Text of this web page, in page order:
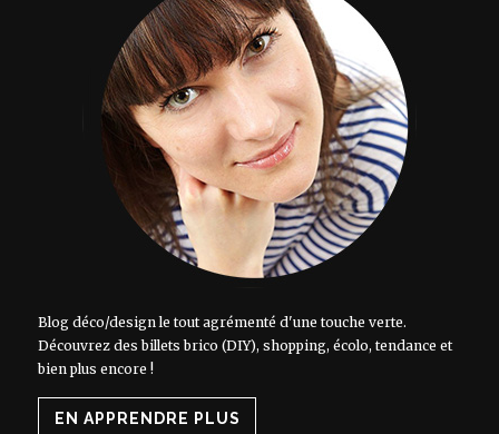
Blog déco/design le tout agrémenté d'une touche verte.
Découvrez des billets brico (DIY), shopping, écolo, tendance et
bien plus encore !
EN APPRENDRE PLUS